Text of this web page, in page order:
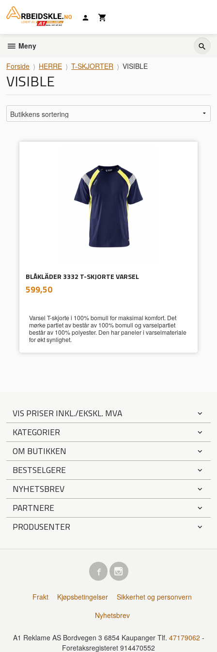
innholdet
Meny
Forside HERRE T-SKJORTER VISIBLE
VISIBLE
BLÅKLÄDER 3332 T-SKJORTE VARSEL
Pris
599,50mva.
Varsel T-skjorte i 100% bomull for maksimal komfort. Det
mørke partiet av består av 100% bomull og varselpartiet
består av 100% polyester. Den har paneler i varselmateriale
for økt synlighet.
VIS PRISER INKL./EKSKL. MVA
KATEGORIER
OM BUTIKKEN
BESTSELGERE
NYHETSBREV
PARTNERE
PRODUSENTER
Frakt Kjøpsbetingelser
Sikkerhet og personvern
Nyhetsbrev
A1 Reklame AS Bordvegen 3 6854 Kaupanger Tlf. 47179062 -
Foretaksregisteret 914470552